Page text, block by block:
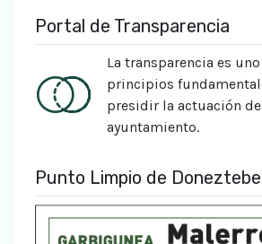
Portal de Transparencia
La transparencia es
principios
presidir la actuación
ayuntamiento.
Punto Limpio de Doneztebe